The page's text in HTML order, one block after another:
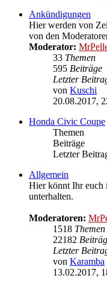
Ankündigungen
Hier werden von
von den
Moderator:
33 Themen
595 Beiträge
Letzter
von Kuschi
20.08.2017,
Honda Civic Coupe
Themen
Beiträge
Letzter
Allgemein
Hier könnt Ihr euch
unterhalten.
Moderatoren:
1518 Themen
22182
Letzter
von Karamba
13.02.2017,